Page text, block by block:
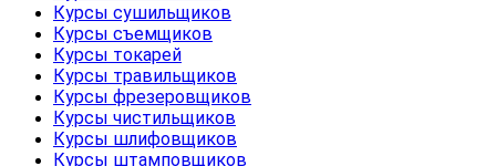
Курсы сушильщиков
Курсы съемщиков
Курсы токарей
Курсы травильщиков
Курсы фрезеровщиков
Курсы чистильщиков
Курсы шлифовщиков
Курсы штамповщиков